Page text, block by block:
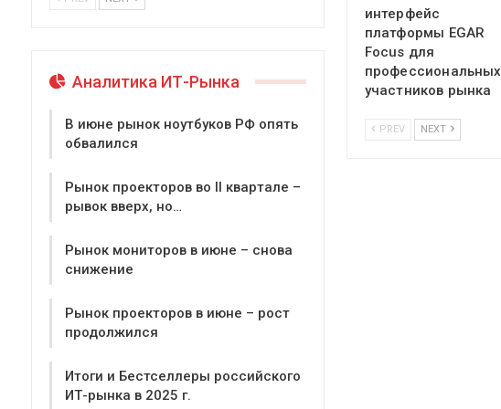
интерфейс
платформы EGAR
Focus для
профессиональных
участников рынка
PREV NEXT
Аналитика ИТ-Рынка
В июне рынок ноутбуков РФ опять
обвалился
Рынок проекторов во II квартале –
рывок вверх, но…
Рынок мониторов в июне – снова
снижение
Рынок проекторов в июне – рост
продолжился
Итоги и Бестселлеры российского
ИТ-рынка в 2025 г.